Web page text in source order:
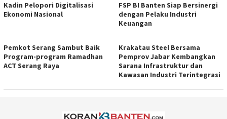
Kadin Pelopori Digitalisasi
Ekonomi Nasional
FSP BI Banten Siap Bersinergi
dengan Pelaku Industri
Keuangan
Pemkot Serang Sambut Baik
Program-program Ramadhan
ACT Serang Raya
Krakatau Steel Bersama
Pemprov Jabar Kembangkan
Sarana Infrastruktur dan
Kawasan Industri Terintegrasi